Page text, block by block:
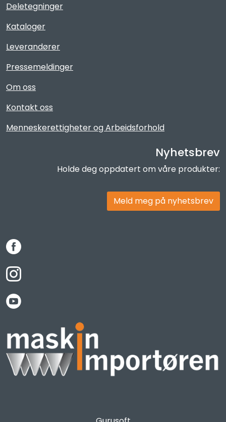
Deletegninger
Kataloger
Leverandører
Pressemeldinger
Om oss
Kontakt oss
Menneskerettigheter og Arbeidsforhold
Nyhetsbrev
Holde deg oppdatert om våre produkter:
Meld meg på nyhetsbrev